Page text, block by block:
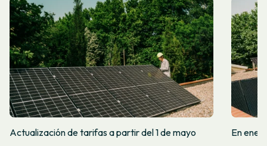
Actualización de tarifas a partir del 1 de mayo En